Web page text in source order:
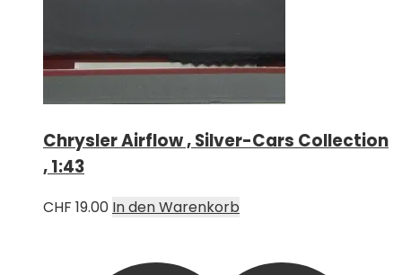
Chrysler Airflow , Silver-Cars Collection
, 1:43
CHF 19.00 In den Warenkorb